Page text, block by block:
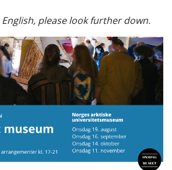
please look further down.